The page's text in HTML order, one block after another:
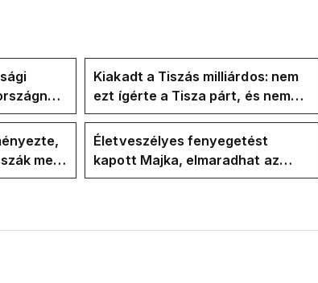
Kiakadt a Tiszás milliárdos: nem
ezt ígérte a Tisza párt, és nem
ezt ígérte Magyar Péter a
kampányban
meg
Életveszélyes fenyegetést
kapott Majka, elmaradhat az
erdélyi koncertje